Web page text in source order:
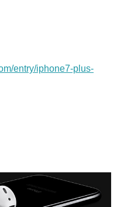
entry/iphone7-plus-